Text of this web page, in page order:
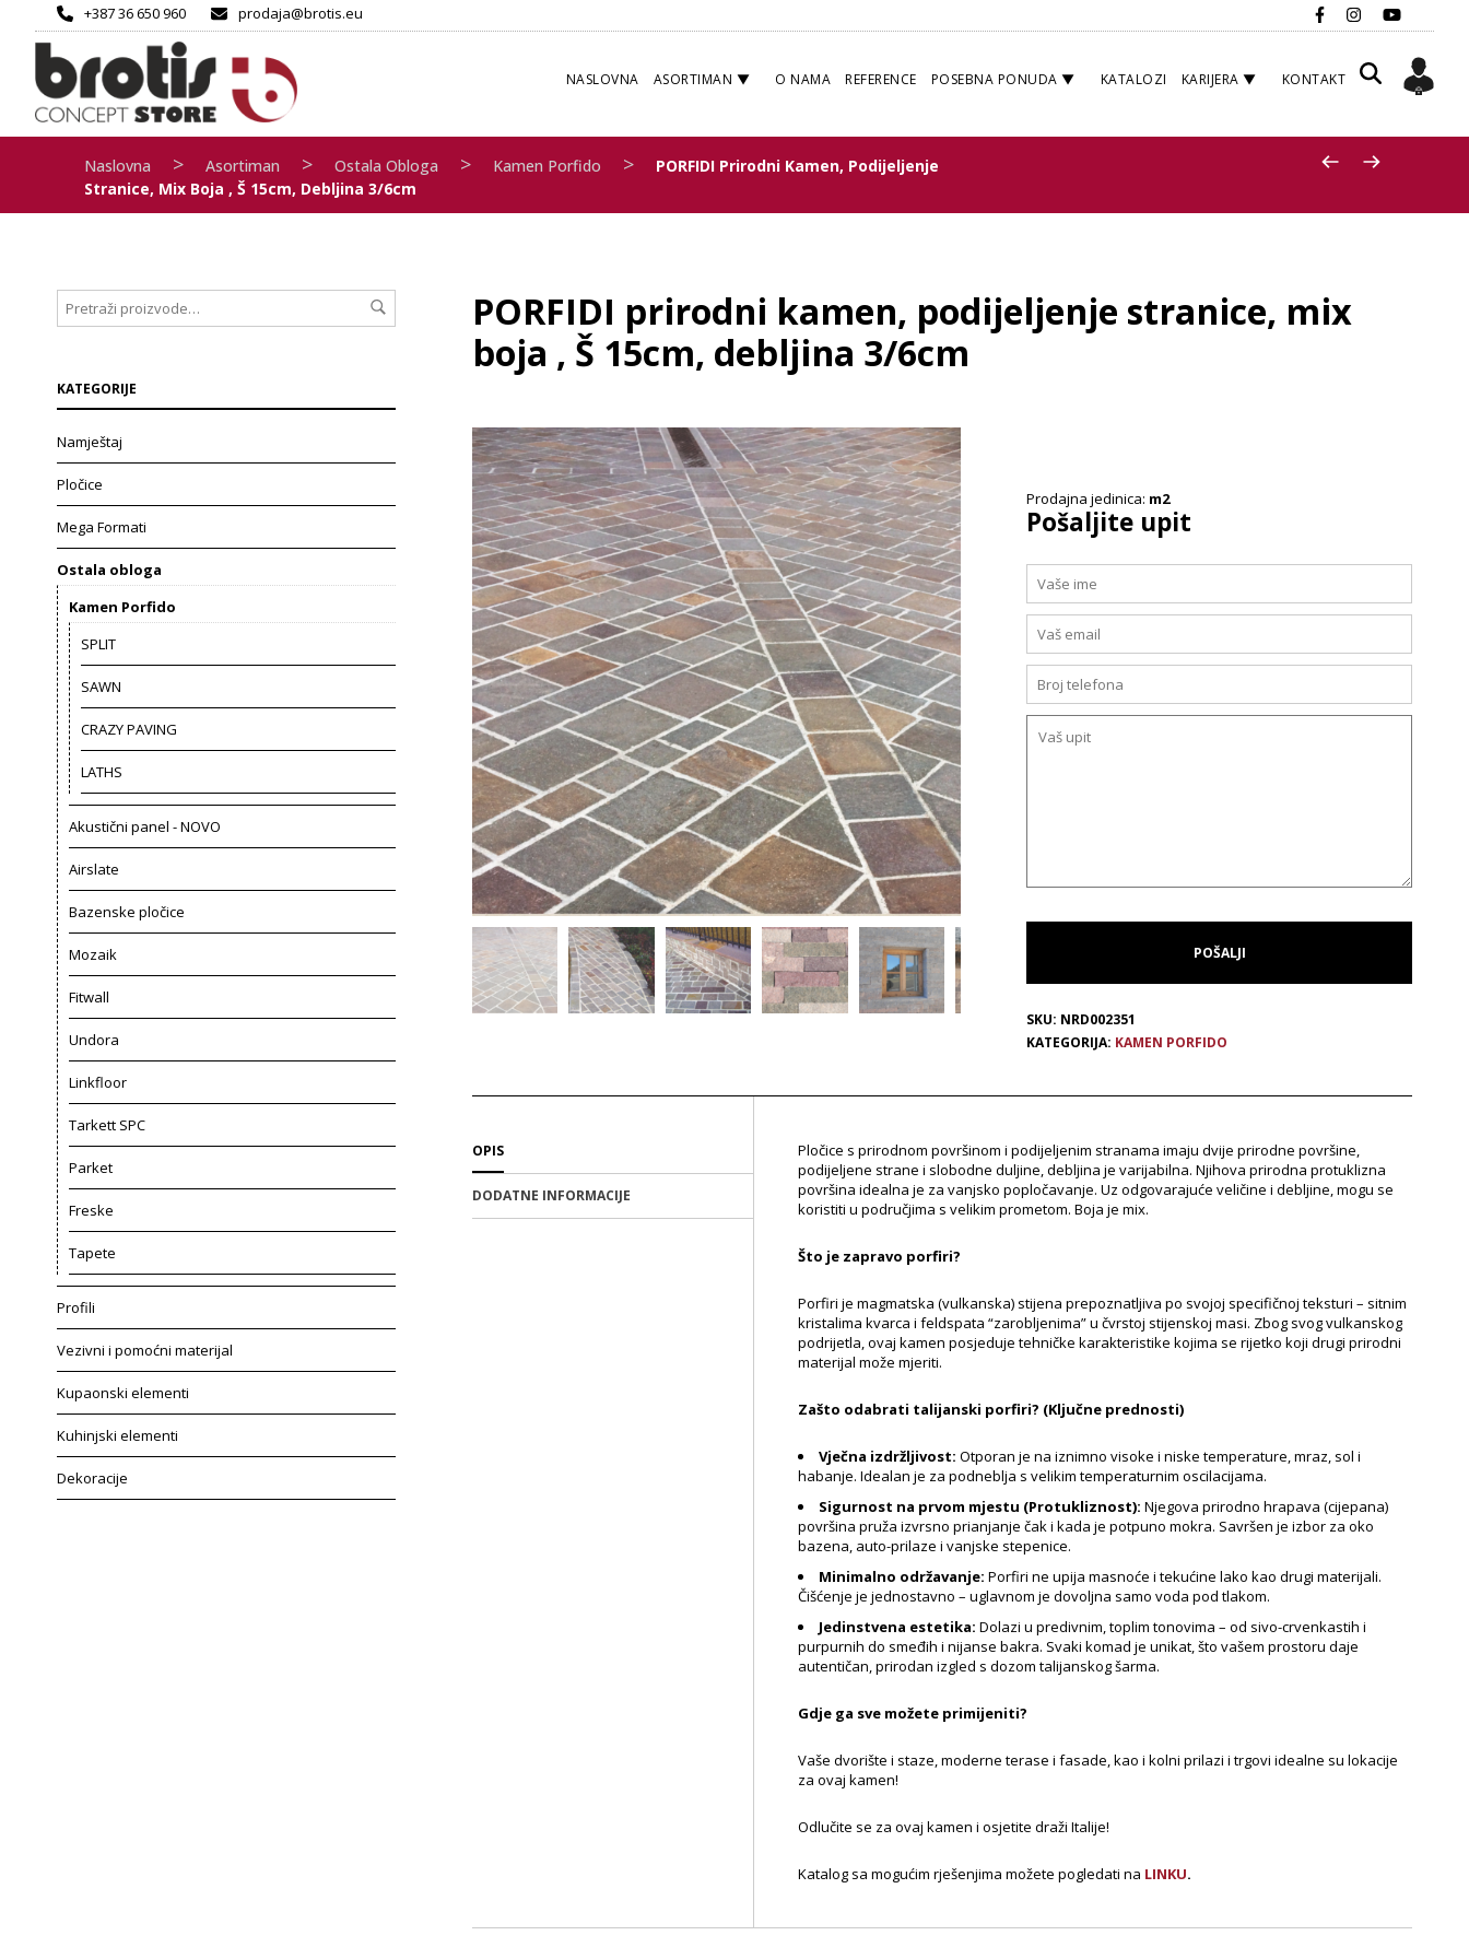
+387 36 650 960 prodaja@brotis.eu
NASLOVNA ASORTIMAN O NAMA REFERENCE POSEBNA PONUDA KATALOZI KARIJERA KONTAKT
Naslovna > Asortiman > Ostala Obloga > Kamen Porfido >
PORFIDI Prirodni Kamen, Podijeljenje
Stranice, Mix Boja , Š 15cm, Debljina 3/6cm
PORFIDI prirodni kamen, podijeljenje stranice, mix
boja , Š 15cm, debljina 3/6cm
Prodajna jedinica: m2
Pošaljite upit
SKU: NRD002351
KATEGORIJA: KAMEN PORFIDO
OPIS
DODATNE INFORMACIJE
Pločice s prirodnom površinom i podijeljenim stranama imaju dvije prirodne površine,
podijeljene strane i slobodne duljine, debljina je varijabilna. Njihova prirodna protuklizna
površina idealna je za vanjsko popločavanje. Uz odgovarajuće veličine i debljine, mogu se
koristiti u područjima s velikim prometom. Boja je mix.
Što je zapravo porfiri?
Porfiri je magmatska (vulkanska) stijena prepoznatljiva po svojoj specifičnoj teksturi – sitnim
kristalima kvarca i feldspata “zarobljenima” u čvrstoj stijenskoj masi. Zbog svog vulkanskog
podrijetla, ovaj kamen posjeduje tehničke karakteristike kojima se rijetko koji drugi prirodni
materijal može mjeriti.
Zašto odabrati talijanski porfiri? (Ključne prednosti)
Vječna izdržljivost: Otporan je na iznimno visoke i niske temperature, mraz, sol i
habanje. Idealan je za podneblja s velikim temperaturnim oscilacijama.
Sigurnost na prvom mjestu (Protukliznost): Njegova prirodno hrapava (cijepana)
površina pruža izvrsno prianjanje čak i kada je potpuno mokra. Savršen je izbor za oko
bazena, auto-prilaze i vanjske stepenice.
Minimalno održavanje: Porfiri ne upija masnoće i tekućine lako kao drugi materijali.
Čišćenje je jednostavno – uglavnom je dovoljna samo voda pod tlakom.
Jedinstvena estetika: Dolazi u predivnim, toplim tonovima – od sivo-crvenkastih i
purpurnih do smeđih i nijanse bakra. Svaki komad je unikat, što vašem prostoru daje
autentičan, prirodan izgled s dozom talijanskog šarma.
Gdje ga sve možete primijeniti?
Vaše dvorište i staze, moderne terase i fasade, kao i kolni prilazi i trgovi idealne su lokacije
za ovaj kamen!
Odlučite se za ovaj kamen i osjetite draži Italije!
Katalog sa mogućim rješenjima možete pogledati na LINKU.
KATEGORIJE
Namještaj
Pločice
Mega Formati
Ostala obloga
Kamen Porfido
SPLIT
SAWN
CRAZY PAVING
LATHS
Akustični panel - NOVO
Airslate
Bazenske pločice
Mozaik
Fitwall
Undora
Linkfloor
Tarkett SPC
Parket
Freske
Tapete
Profili
Vezivni i pomoćni materijal
Kupaonski elementi
Kuhinjski elementi
Dekoracije